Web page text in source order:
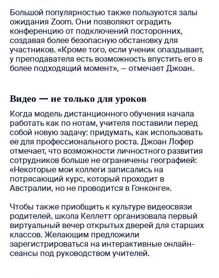
Большой популярностью также пользуются залы
ожидания Zoom. Они позволяют оградить
конференцию от подключений посторонних,
создавая более безопасную обстановку для
участников. «Кроме того, если ученик опаздывает,
у преподавателя есть возможность впустить его в
более подходящий момент», — отмечает Джоан.
Видео — не только для уроков
Когда модель дистанционного обучения начала
работать как по нотам, учителя поставили перед
собой новую задачу: придумать, как использовать
ее для профессионального роста. Джоан Лофер
отмечает, что возможности личностного развития
сотрудников больше не ограничены географией:
«Некоторые мои коллеги записались на
потрясающий курс, который проходит в
Австралии, но не проводится в Гонконге».
Чтобы также приобщить к культуре видеосвязи
родителей, школа Келлетт организовала первый
виртуальный вечер открытых дверей для старших
классов. Желающим предложили
зарегистрироваться на интерактивные онлайн-
сеансы под руководством учителей.